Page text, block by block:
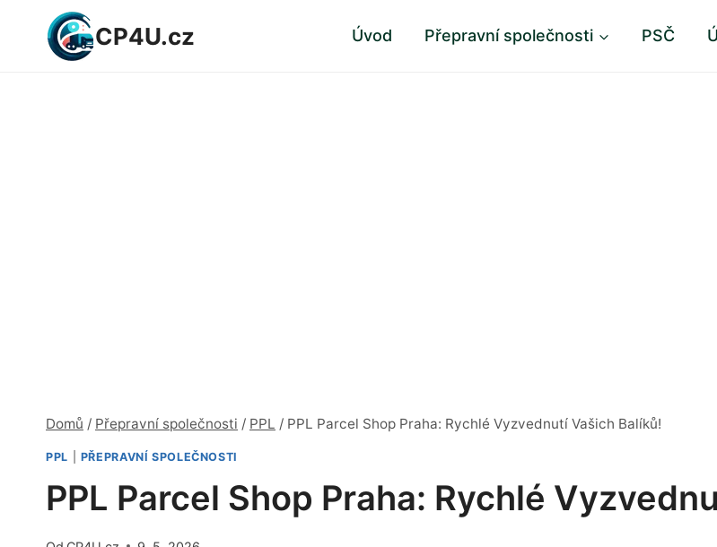
Přeskočit
CP4U.cz Úvod Přepravní společnosti PSČ
Domů / Přepravní společnosti / PPL / PPL Parcel Shop Praha: Rychlé Vyzvednutí Vašich Balíků!
PPL PŘEPRAVNÍ SPOLEČNOSTI
PPL Parcel Shop Praha: Rychlé